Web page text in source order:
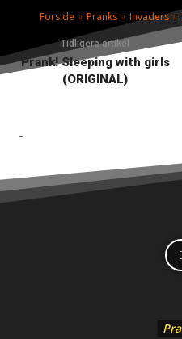
Forside Pranks Invaders
Tidligere artikel
Prank! Sleeping with girls
(ORIGINAL)
-